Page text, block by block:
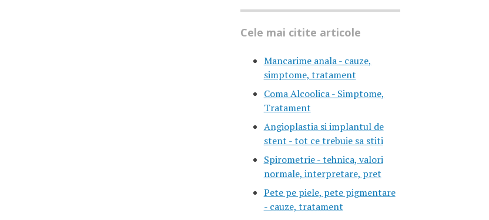
Cele mai citite articole
Mancarime anala - cauze,
simptome, tratament
Coma Alcoolica - Simptome,
Tratament
Angioplastia si implantul de
stent - tot ce trebuie sa stiti
Spirometrie - tehnica, valori
normale, interpretare, pret
Pete pe piele, pete pigmentare
- cauze, tratament